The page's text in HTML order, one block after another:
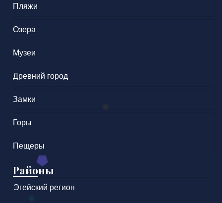
Пляжи
Озера
Музеи
Древний город
Замки
Горы
Пещеры
Районы
Эгейский регион